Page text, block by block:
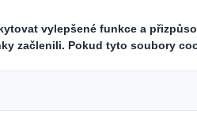
dodržování
a ochrany zdraví